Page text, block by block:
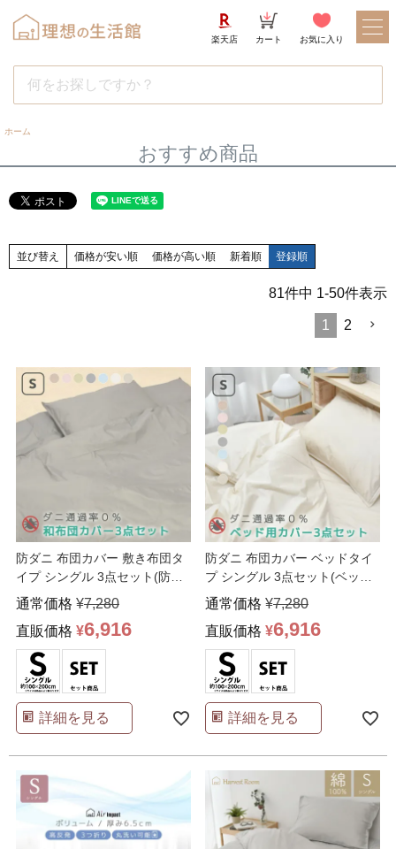
楽天店 カート お気に入り
ホーム
おすすめ商品
並び替え 価格が安い順 価格が高い順 新着順 登録順
81件中 1-50件表示
1 2
防ダニ 布団カバー 敷き布団タ
イプ シングル 3点セット(防ダ
ニ敷きカバー ファ
通常価格 ¥7,280
直販価格 ¥6,916
詳細を見る
防ダニ 布団カバー ベッドタイ
プ シングル 3点セット(ベッド
シーツ/掛け布団カ
通常価格 ¥7,280
直販価格 ¥6,916
詳細を見る